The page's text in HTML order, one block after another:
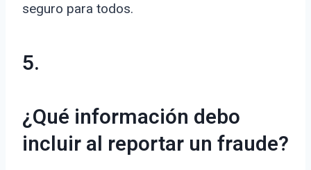
seguro para todos.
5.
¿Qué información debo
incluir al reportar un fraude?